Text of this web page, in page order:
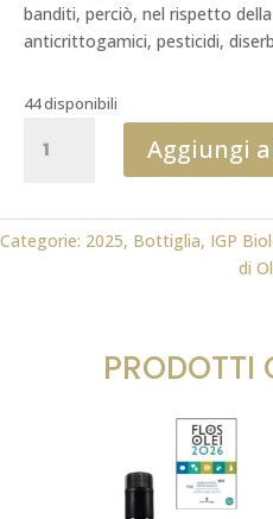
banditi, perciò, nel rispetto
anticrittogamici, pesticidi,
44 disponibili
Biologico
ml
Aggiungi
Categorie: 2025, Bottiglia, IGP
di
PRODOTTI